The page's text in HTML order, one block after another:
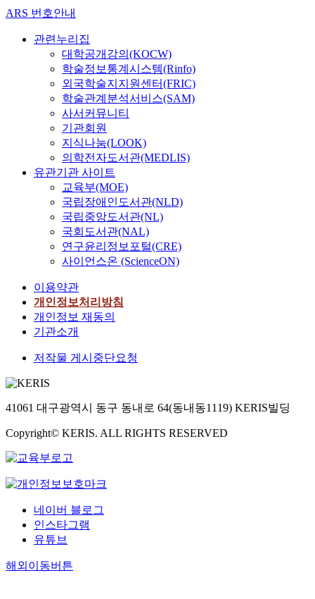
ARS 번호안내
관련누리집
대학공개강의(KOCW)
학술정보통계시스템(Rinfo)
외국학술지지원센터(FRIC)
학술관계분석서비스(SAM)
사서커뮤니티
기관회원
지식나눔(LOOK)
의학전자도서관(MEDLIS)
유관기관 사이트
교육부(MOE)
국립장애인도서관(NLD)
국립중앙도서관(NL)
국회도서관(NAL)
연구윤리정보포털(CRE)
사이언스온 (ScienceON)
이용약관
개인정보처리방침
개인정보 재동의
기관소개
저작물 게시중단요청
41061 대구광역시 동구 동내로 64(동내동1119) KERIS빌딩
Copyright© KERIS. ALL RIGHTS RESERVED
네이버 블로그
인스타그램
유튜브
해외이동버튼